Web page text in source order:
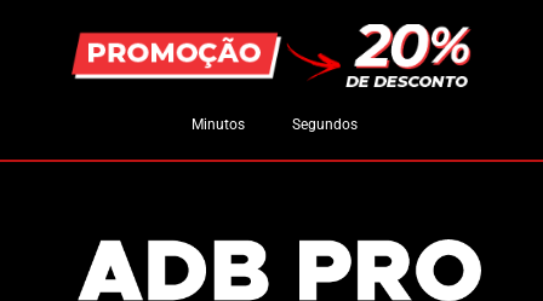
Minutos Segundos